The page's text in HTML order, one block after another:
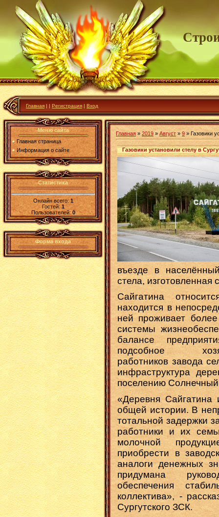
Главная | | Регистрация | Вход
Меню сайта
Главная страница
Информация о сайте
Статистика
Онлайн всего:1
Гостей:1
Пользователей: 0
Форма входа
Главная » 2019 » Август » 9 » Газовики
Газовики установили стелу в
въезде в
стела, изготовленная
Сайгатина
находится в
ней проживает
системы
балансе
подсобное
работников завода
инфраструктура
поселению
«Деревня Сайгатина
общей истории. В
тотальной задержки
работники и их
молочной
приобрести в
аналоги денежных
придумана
обеспечения
коллектива», -
Сургутского ЗСК.